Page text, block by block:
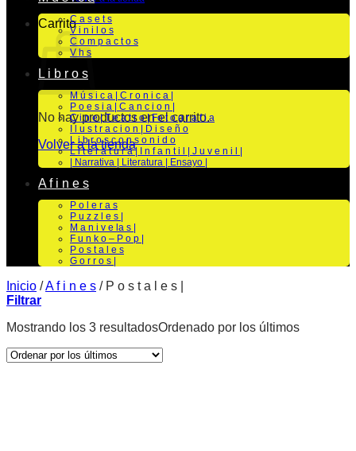
Carrito
No hay productos en el carrito.
Volver a la tienda
C a s e t s
V i n i l o s
C o m p a c t o s
V h s
L i b r o s
M ú s i c a | C r o n i c a |
P o e s i a | C a n c i o n |
C i n e | T e a t r o | Fo t o g r a f i a
I l u s t r a c i o n | D i s e ñ o
L i b r o s c o n s o n i d o
L i t e r a t u r a | I n f a n t i l | J u v e n i l |
| Narrativa | Literatura | Ensayo |
A f i n e s
P o l e r a s
P u z z l e s |
M a n i v e la s |
F u n k o – P o p |
P o s t a l e s
G o r r o s |
Inicio /A f i n e s /P o s t a l e s |
Filtrar
Mostrando los 3 resultadosOrdenado por los últimos